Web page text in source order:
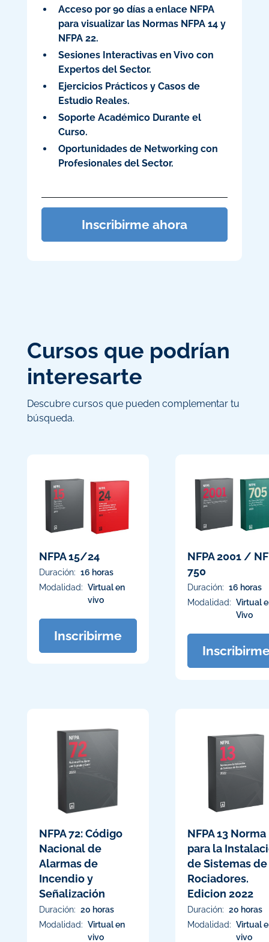
Acceso por 90 días a enlace NFPA
para visualizar las Normas NFPA 14 y
NFPA 22.
Sesiones Interactivas en Vivo con
Expertos del Sector.
Ejercicios Prácticos y Casos de
Estudio Reales.
Soporte Académico Durante el
Curso.
Oportunidades de Networking con
Profesionales del Sector.
Inscribirme ahora
Cursos que podrían
interesarte
Descubre cursos que pueden complementar tu
búsqueda.
NFPA 15/24
Duración: 16 horas
Modalidad: Virtual en
vivo
Inscribirme
NFPA 2001 /
750
Duración: 16 horas
Modalidad: Virtual
Vivo
NFPA 72: Código
Nacional de
Alarmas de
Incendio y
Señalización
Duración: 20 horas
Modalidad: Virtual en
vivo
NFPA 13 Norma
para la
de Sistemas de
Rociadores.
Edicion 2022
Duración: 20 horas
Modalidad: Virtual
vivo